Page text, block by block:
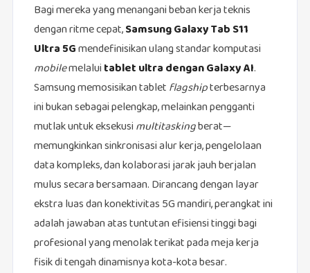
Bagi mereka yang menangani beban kerja teknis
dengan ritme cepat,Samsung Galaxy Tab S11
Ultra 5Gmendefinisikan ulang standar komputasi
mobilemelaluitablet ultra dengan Galaxy AI.
Samsung memosisikan tabletflagshipterbesarnya
ini bukan sebagai pelengkap, melainkan pengganti
mutlak untuk eksekusimultitaskingberat—
memungkinkan sinkronisasi alur kerja, pengelolaan
data kompleks, dan kolaborasi jarak jauh berjalan
mulus secara bersamaan. Dirancang dengan layar
ekstra luas dan konektivitas 5G mandiri, perangkat ini
adalah jawaban atas tuntutan efisiensi tinggi bagi
profesional yang menolak terikat pada meja kerja
fisik di tengah dinamisnya kota-kota besar.